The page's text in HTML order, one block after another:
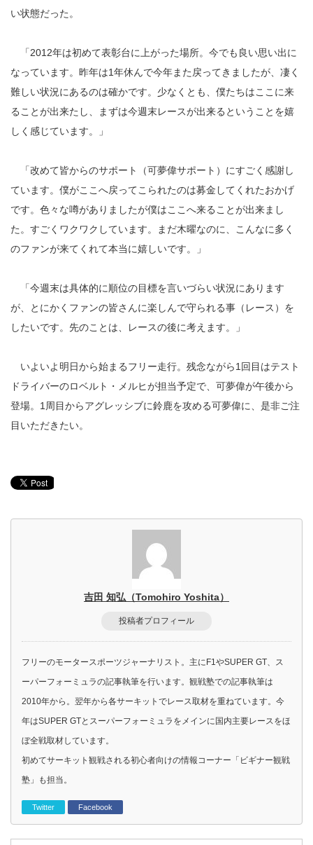
い状態だった。
「2012年は初めて表彰台に上がった場所。今でも良い思い出に
なっています。昨年は1年休んで今年また戻ってきましたが、凄く
難しい状況にあるのは確かです。少なくとも、僕たちはここに来
ることが出来たし、まずは今週末レースが出来るということを嬉
しく感じています。」
「改めて皆からのサポート（可夢偉サポート）にすごく感謝し
ています。僕がここへ戻ってこられたのは募金してくれたおかげ
です。色々な噂がありましたが僕はここへ来ることが出来まし
た。すごくワクワクしています。まだ木曜なのに、こんなに多く
のファンが来てくれて本当に嬉しいです。」
「今週末は具体的に順位の目標を言いづらい状況にあります
が、とにかくファンの皆さんに楽しんで守られる事（レース）を
したいです。先のことは、レースの後に考えます。」
いよいよ明日から始まるフリー走行。残念ながら1回目はテスト
ドライバーのロベルト・メルヒが担当予定で、可夢偉が午後から
登場。1周目からアグレッシブに鈴鹿を攻める可夢偉に、是非ご注
目いただきたい。
吉田 知弘（Tomohiro Yoshita）
投稿者プロフィール
フリーのモータースポーツジャーナリスト。主にF1やSUPER GT、ス
ーパーフォーミュラの記事執筆を行います。観戦塾での記事執筆は
2010年から。翌年から各サーキットでレース取材を重ねています。今
年はSUPER GTとスーパーフォーミュラをメインに国内主要レースをほ
ぼ全戦取材しています。
初めてサーキット観戦される初心者向けの情報コーナー「ビギナー観戦
塾」も担当。
Twitter Facebook